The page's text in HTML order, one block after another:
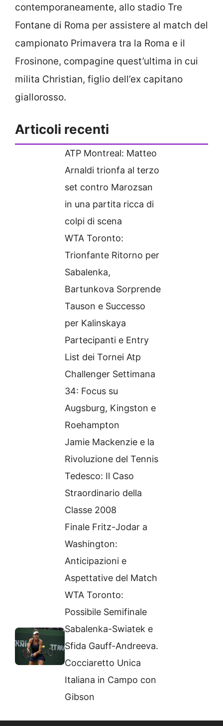
contemporaneamente, allo stadio Tre
Fontane di Roma per assistere al match del
campionato Primavera tra la Roma e il
Frosinone, compagine quest’ultima in cui
milita Christian, figlio dell’ex capitano
giallorosso.
Articoli recenti
ATP Montreal: Matteo
Arnaldi trionfa al terzo
set contro Marozsan
in una partita ricca di
colpi di scena
WTA Toronto:
Trionfante Ritorno per
Sabalenka,
Bartunkova Sorprende
Tauson e Successo
per Kalinskaya
Partecipanti e Entry
List dei Tornei Atp
Challenger Settimana
34: Focus su
Augsburg, Kingston e
Roehampton
Jamie Mackenzie e la
Rivoluzione del Tennis
Tedesco: Il Caso
Straordinario della
Classe 2008
Finale Fritz-Jodar a
Washington:
Anticipazioni e
Aspettative del Match
WTA Toronto:
Possibile Semifinale
Sabalenka-Swiatek e
Sfida Gauff-Andreeva.
Cocciaretto Unica
Italiana in Campo con
Gibson